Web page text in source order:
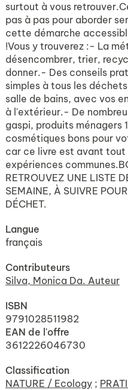
surtout à vous
pas à pas pour aborder
cette démarche
!Vous y trouverez :- La
désencombrer, trier,
donner.- Des conseils
simples à tous les
salle de bains, avec vos
à l'extérieur.- De
gaspi, produits ménagers
cosmétiques bons pour
car ce livre est avant tout
expériences
RETROUVEZ UNE LISTE
SEMAINE, À SUIVRE
DÉCHET.
Langue
français
Contributeurs
Silva, Monica Da. Auteur
ISBN
9791028511982
EAN de l'offre
3612226046730
Classification
NATURE / Ecology ;